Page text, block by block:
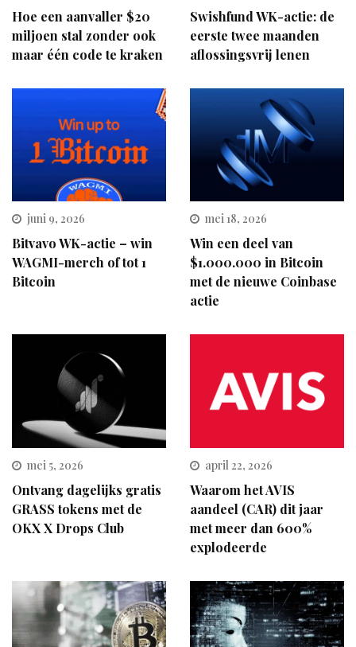
Hoe een aanvaller $20
miljoen stal zonder ook
maar één code te kraken
Swishfund WK-actie: de
eerste twee maanden
aflossingsvrij lenen
juni 9, 2026
Bitvavo WK-actie – win
WAGMI-merch of tot 1
Bitcoin
mei 18, 2026
Win een deel van
$1.000.000 in Bitcoin
met de nieuwe Coinbase
actie
mei 5, 2026
Ontvang dagelijks gratis
GRASS tokens met de
OKX X Drops Club
april 22, 2026
Waarom het AVIS
aandeel (CAR) dit jaar
met meer dan 600%
explodeerde